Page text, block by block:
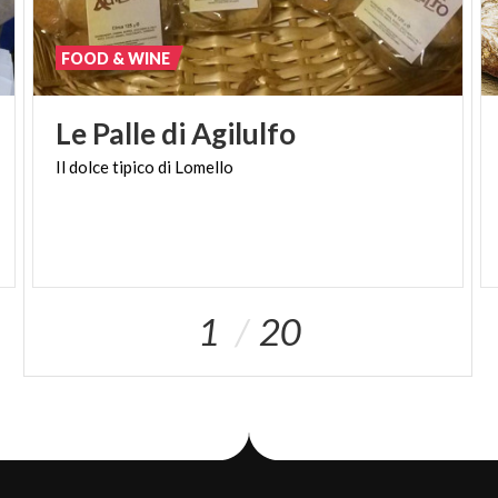
conservati in celle frigorifere per mantenerne
intatta la qualità.
L'intera filiera è corta e completamente locale: dalla
riproduzione del seme fino alla
commercializzazione, ogni fase viene gestita dalle
aziende agricole del territorio, garantendo
Riconoscimenti e tutela
La Cipolla Dorata di Voghera rappresenta oggi una
Prodotto Agroalimentare
Tradizionale (PAT) della Lombardiaed è iscritta nel
Le PallediAgilulfo
Ildolcetipico di Lomello
FOOD & WINE
1 20